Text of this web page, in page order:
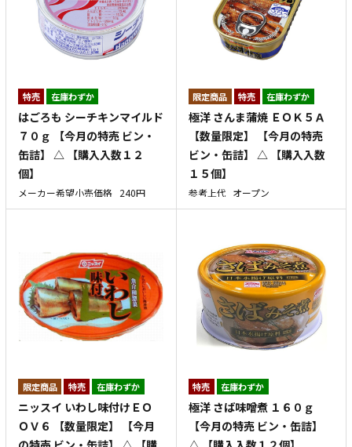
特売 在庫わずか
はごろも シーチキンマイルド
７０ｇ 【今月の特売 ビン・
缶詰】 △ 【購入入数１２
個】
メーカー希望小売価格 240円
特売 在庫わずか
極洋 さんま蒲焼 ＥＯＫ５Ａ
【数量限定】 【今月の特売
ビン・缶詰】 △ 【購入入数
１５個】
参考上代 オープン
特売 在庫わずか
ニッスイ いわし味付けＥＯ
ＯＶ６ 【数量限定】 【今月
特売 在庫わずか
極洋 さば味噌煮 １６０ｇ
【今月の特売 ビン・缶詰】